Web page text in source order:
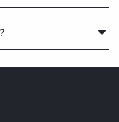
вернём деньги.
элементы без